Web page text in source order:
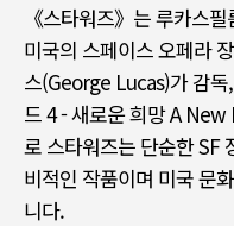
《스타워즈》 는 루카스필
미국의 스페이스 오페라
스(George Lucas)가 감독,
드4 -새로운 희망A New
로 스타워즈는 단순한SF
비적인 작품이며 미국 문
니다.